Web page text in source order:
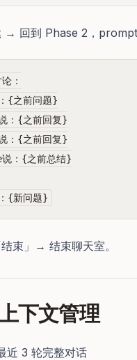
→ 回到 Phase 2，prompt
：
{之前问题}
：{之前回复}
：{之前回复}
：{之前总结}
束」→ 结束聊天室。
下文管理
近 3 轮完整对话